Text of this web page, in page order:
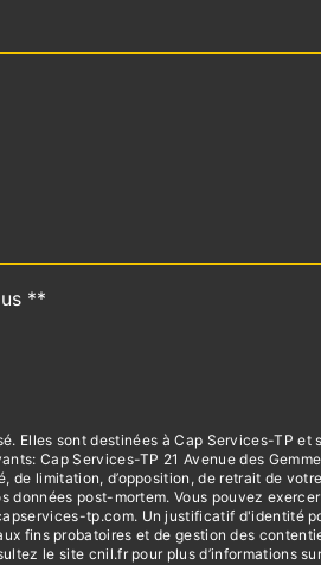
**
Elles sont destinées à Cap Services-TP et
Cap Services-TP 21 Avenue des
de limitation, d’opposition, de retrait de votre
données post-mortem. Vous pouvez
tp.com. Un justificatif d'identité
fins probatoires et de gestion des
le site cnil.fr pour plus d’informations